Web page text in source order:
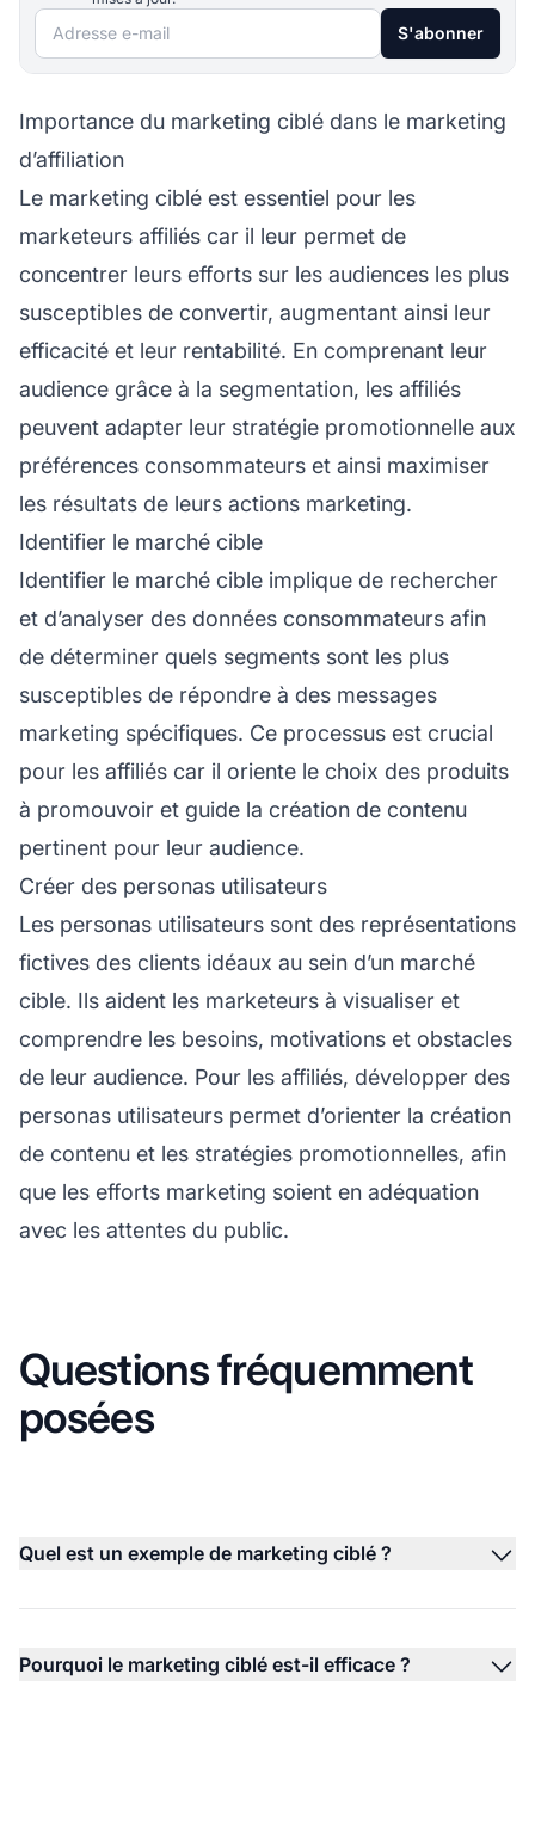
Adresse e-mail S'abonner
Importance du marketing ciblé dans le marketing
d’affiliation
Le marketing ciblé est essentiel pour les
marketeurs affiliés car il leur permet de
concentrer leurs efforts sur les audiences les plus
susceptibles de convertir, augmentant ainsi leur
efficacité et leur rentabilité. En comprenant leur
audience grâce à la segmentation, les affiliés
peuvent adapter leur stratégie promotionnelle aux
préférences consommateurs et ainsi maximiser
les résultats de leurs actions marketing.
Identifier le marché cible
Identifier le marché cible implique de rechercher
et d’analyser des données consommateurs afin
de déterminer quels segments sont les plus
susceptibles de répondre à des messages
marketing spécifiques. Ce processus est crucial
pour les affiliés car il oriente le choix des produits
à promouvoir et guide la création de contenu
pertinent pour leur audience.
Créer des personas utilisateurs
Les personas utilisateurs sont des représentations
fictives des clients idéaux au sein d’un marché
cible. Ils aident les marketeurs à visualiser et
comprendre les besoins, motivations et obstacles
de leur audience. Pour les affiliés, développer des
personas utilisateurs permet d’orienter la création
de contenu et les stratégies promotionnelles, afin
que les efforts marketing soient en adéquation
avec les attentes du public.
Questions fréquemment
posées
Quel est un exemple de marketing ciblé ?
Pourquoi le marketing ciblé est-il efficace ?